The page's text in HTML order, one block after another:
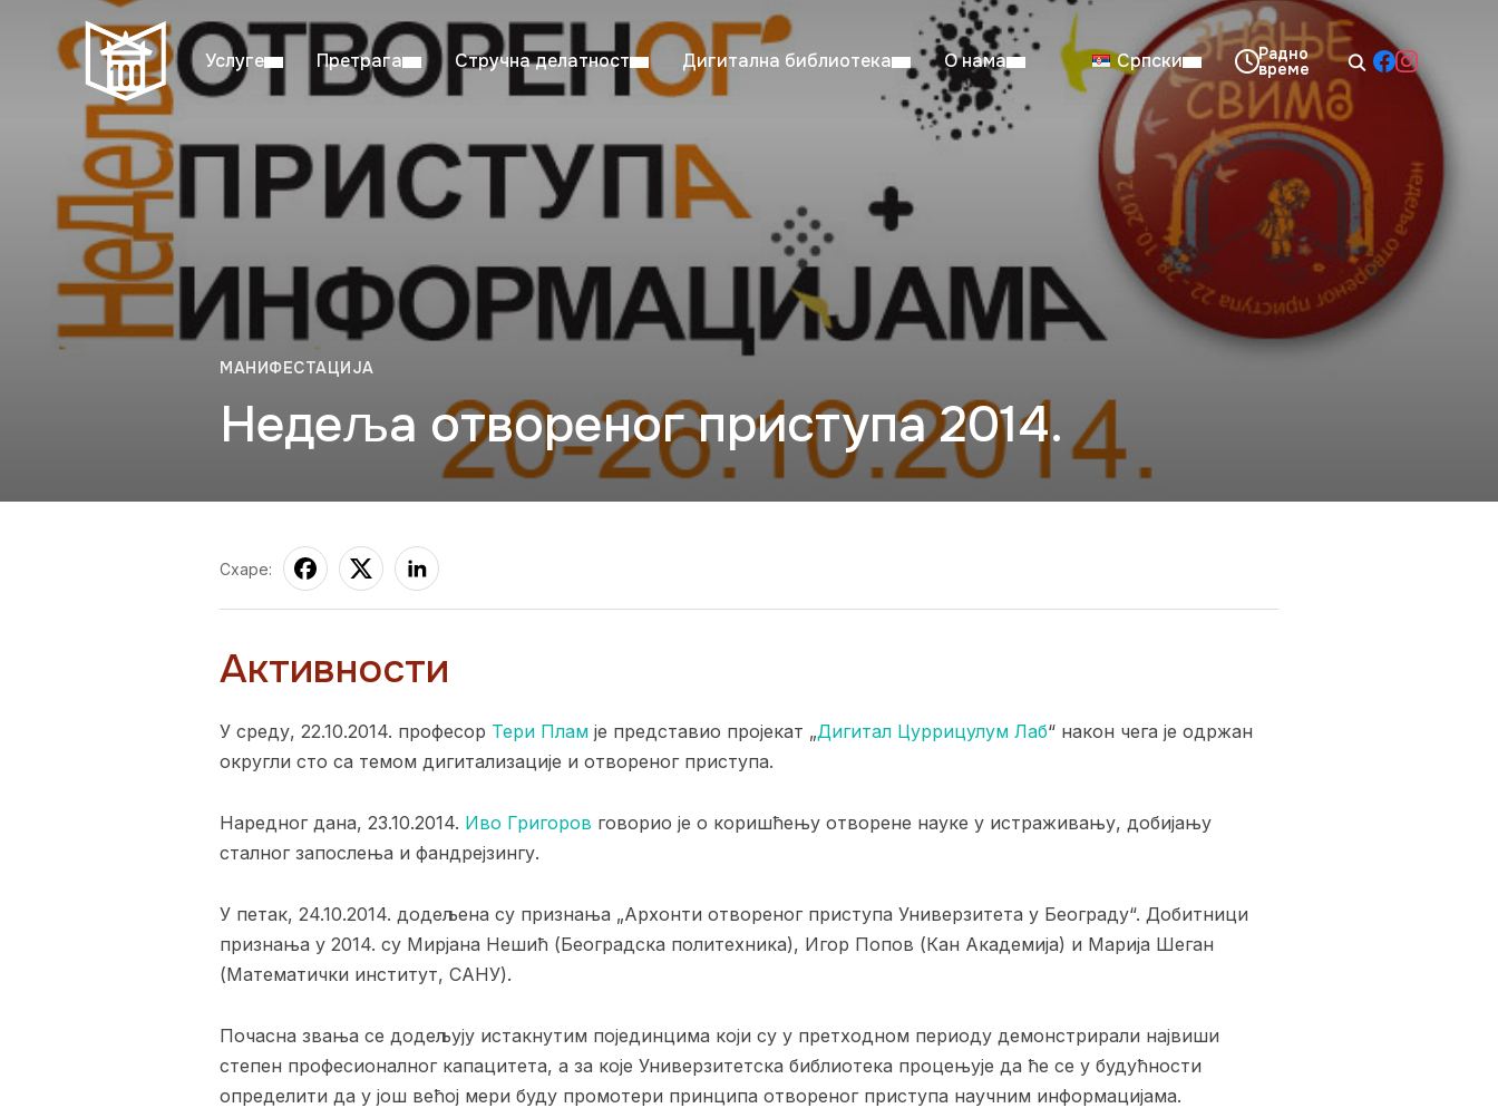
Услуге Претрага Стручна делатност Дигитална библиотека О нама Српски
МАНИФЕСТАЦИЈА
Недеља отвореног приступа 2014.
Схаре:
Активности
У среду, 22.10.2014. професор Тери Плам је представио пројекат „Дигитал Цуррицулум Лаб“ након чега је одржан
округли сто са темом дигитализације и отвореног приступа.
Наредног дана, 23.10.2014. Иво Григоров говорио је о коришћењу отворене науке у истраживању, добијању
сталног запослења и фандрејзингу.
У петак, 24.10.2014. додељена су признања „Архонти отвореног приступа Универзитета у Београду“. Добитници
признања у 2014. су Мирјана Нешић (Београдска политехника), Игор Попов (Кан Академија) и Марија Шеган
(Математички институт, САНУ).
Почасна звања се додељују истакнутим појединцима који су у претходном периоду демонстрирали највиши
степен професионалног капацитета, а за које Универзитетска библиотека процењује да ће се у будућности
определити да у још већој мери буду промотери принципа отвореног приступа научним информацијама.
Пон–пет: 08:00–20:00 Студентска читаоница: 08:00–23:00 Нед: Затворено
Радно време од 06. јула до 29. августа